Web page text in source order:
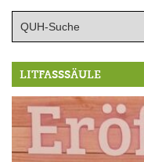
LITFASSSÄULE